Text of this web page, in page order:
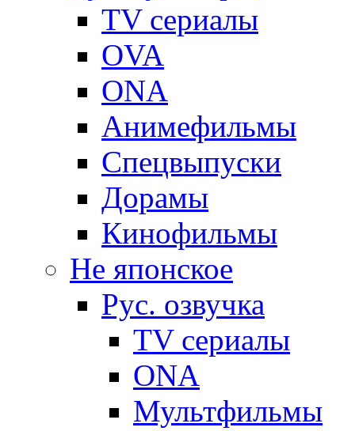
TV сериалы
OVA
ONA
Анимефильмы
Спецвыпуски
Дорамы
Кинофильмы
Не японское
Рус. озвучка
TV сериалы
ONA
Мультфильмы